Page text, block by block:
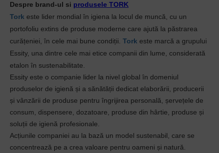
Despre brand-ul si produsele TORK
Tork este lider mondial în igiena la locul de muncă, cu un
portofoliu extins de produse moderne care ajută la păstrarea
curățeniei, în cele mai bune condiții. Tork este marcă a grupului
Essity, una dintre cele mai etice companii din lume, considerată
etalon în sustenabilitate.
Essity este o companie lider la nivel global în domeniul
produselor de igienă și a sănătății dedicat elaborării, producerii
și vânzării de produse pentru îngrijirea personală, șervețele de
consum, dispensere, dozatoare, produse din hârtie, produse și
soluții de igienă profesionale.
Acțiunile companiei au la bază un model sustenabil, care se
concentrează pe a crea valoare pentru oameni și natură.